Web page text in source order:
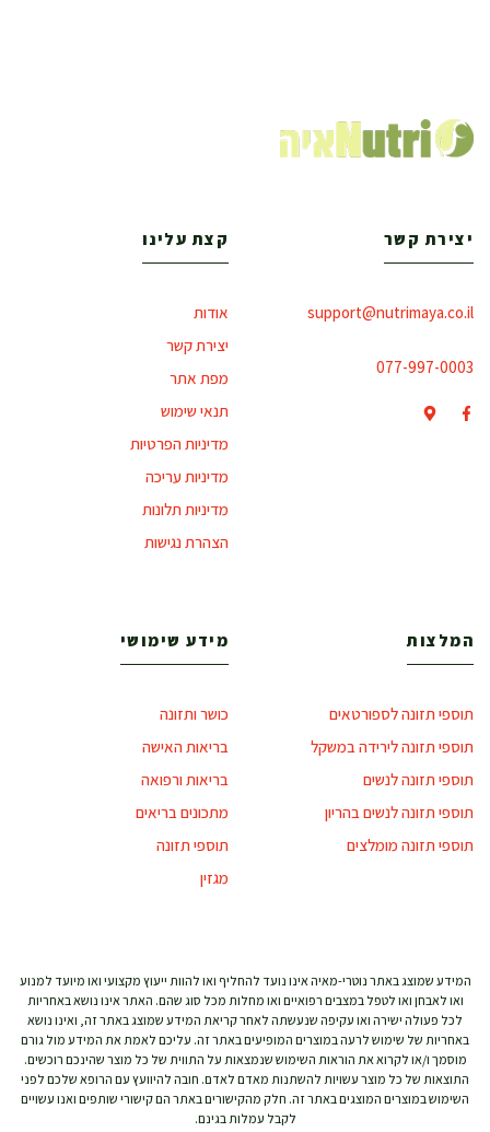
יצירת קשר
support@nutrimaya.co.il
077-997-0003
קצת עלינו
אודות
יצירת קשר
מפת אתר
תנאי שימוש
מדיניות הפרטיות
מדיניות עריכה
מדיניות תלונות
הצהרת נגישות
המלצות
תוספי תזונה לספורטאים
תוספי תזונה לירידה במשקל
תוספי תזונה לנשים
תוספי תזונה לנשים בהריון
תוספי תזונה מומלצים
מידע שימושי
כושר ותזונה
בריאות האישה
בריאות ורפואה
מתכונים בריאים
תוספי תזונה
מגזין
המידע שמוצג באתר נוטרי-מאיה אינו נועד להחליף ואו להוות ייעוץ מקצועי ואו מיועד למנוע
ואו לאבחן ואו לטפל במצבים רפואיים ואו מחלות מכל סוג שהם. האתר אינו נושא באחריות
לכל פעולה ישירה ואו עקיפה שנעשתה לאחר קריאת המידע שמוצג באתר זה, ואינו נושא
באחריות של שימוש לרעה במוצרים המופיעים באתר זה. עליכם לאמת את המידע מול גורם
מוסמך ו/או לקרוא את הוראות השימוש שנמצאות על התווית של כל מוצר שהינכם רוכשים.
התוצאות של כל מוצר עשויות להשתנות מאדם לאדם. חובה להיוועץ עם הרופא שלכם לפני
השימוש במוצרים המוצגים באתר זה. חלק מהקישורים באתר הם קישורי שותפים ואנו עשויים
לקבל עמלות בגינם.